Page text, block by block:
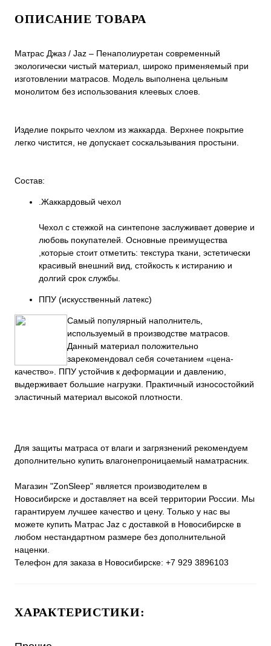
ОПИСАНИЕ ТОВАРА
Матрас Джаз / Jaz – Пенаполиуретан современный
экологически чистый материал, широко применяемый при
изготовлении матрасов. Модель выполнена цельным
монолитом без использования клеевых слоев.
Изделие покрыто чехлом из жаккарда. Верхнее покрытие
легко чистится, не допускает соскальзывания простыни.
Состав:
.Жаккардовый чехол
Чехол с стежкой на синтепоне заслуживает доверие и
любовь покупателей. Основные преимущества
,которые стоит отметить: текстура ткани, эстетически
красивый внешний вид, стойкость к истиранию и
долгий срок службы.
ППУ (искусственный латекс)
Самый популярный наполнитель,
используемый в производстве матрасов.
Данный материал положительно
зарекомендовал себя сочетанием «цена-
качество». ППУ устойчив к деформации и давлению,
выдерживает большие нагрузки. Практичный износостойкий
эластичный материал высокой плотности.
Для защиты матраса от влаги и загрязнений рекомендуем
дополнительно купить влагонепроницаемый наматрасник.
Магазин "ZonSleep" является производителем в
Новосибирске и доставляет на всей территории России. Мы
гарантируем лучшее качество и цену. Только у нас вы
можете купить Матрас Jaz с доставкой в Новосибирске в
любом нестандартном размере без дополнительной
наценки.
Телефон для заказа в Новосибирске: +7 929 3896103
ХАРАКТЕРИСТИКИ: